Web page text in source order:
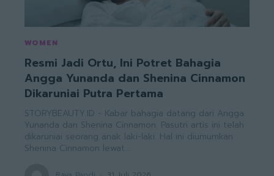
WOMEN
Resmi Jadi Ortu, Ini Potret Bahagia
Angga Yunanda dan Shenina Cinnamon
Dikaruniai Putra Pertama
STORYBEAUTY.ID - Kabar bahagia datang dari Angga
Yunanda dan Shenina Cinnamon. Pasutri artis ini telah
dikaruniai seorang anak laki-laki. Hal ini diumumkan
Shenina Cinnamon lewat...